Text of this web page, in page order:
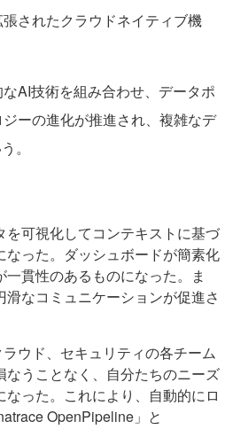
されたクラウドネイティブ機
AI技術を組み合わせ、データポ
ーの進化が推進され、複雑なデ
。
を可視化してコンテキストに基づ
った。ダッシュボードが簡素化
貫性のあるものになった。ま
なコミュニケーションが促進さ
ウド、セキュリティの各チーム
うことなく、自分たちのニーズ
った。これにより、自動的にロ
OpenPipeline」と